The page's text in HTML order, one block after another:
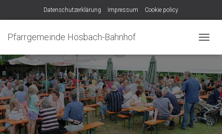
Datenschutzerklärung Impressum Cookie policy
Pfarrgemeinde Hösbach-Bahnhof
A
I
G
A
T
I
O